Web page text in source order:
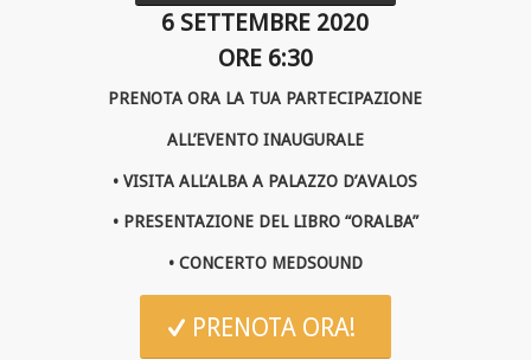
6 SETTEMBRE 2020
ORE 6:30
PRENOTA ORA LA TUA PARTECIPAZIONE
ALL’EVENTO INAUGURALE
• VISITA ALL’ALBA A PALAZZO D’AVALOS
• PRESENTAZIONE DEL LIBRO “ORALBA”
• CONCERTO MEDSOUND
PRENOTA ORA!